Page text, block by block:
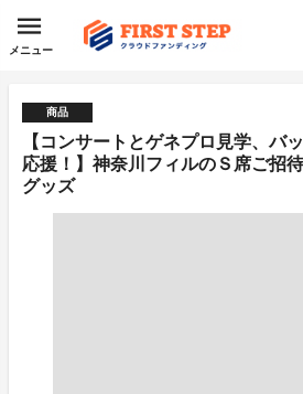
メニュー
商品
【コンサートとゲネプロ見学、バ
応援！】神奈川フィルのＳ席ご招
グッズ